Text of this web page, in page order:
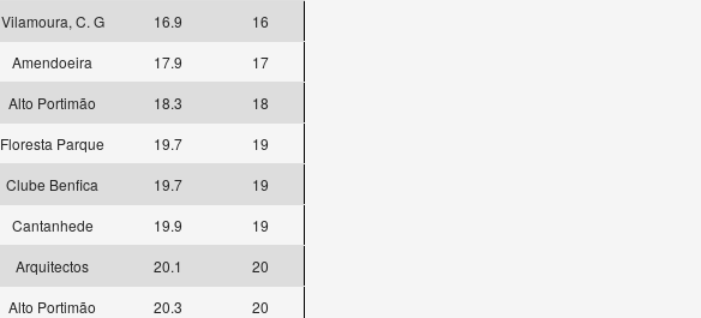
Vilamoura, C. G 16.9
16
Amendoeira 17.9
17
Alto Portimão 18.3
18
Floresta Parque 19.7
19
Clube Benfica 19.7
19
Cantanhede 19.9
19
Arquitectos 20.1
20
Alto Portimão 20.3
20